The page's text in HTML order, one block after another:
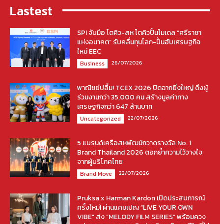
Lastest
SPI จับมือ โตคิว-สห โตคิวปั้นโมเดล “ศรีราชา
แห่งอนาคต” รับคลื่นทุนโลก-ปั้นฮับเศรษฐกิจ
ใหม่ EEC
Business 26/07/2026
พาณิชย์ปลื้ม! TCEX 2026 ปิดฉากยิ่งใหญ่ ดึงผู้
ร่วมงานกว่า 35,000 คน สร้างมูลค่าทาง
เศรษฐกิจกว่า 647 ล้านบาท
Uncategorized 22/07/2026
5 แบรนด์เครือสหพัฒน์กวาดรางวัล No. 1
Brand Thailand 2026 ตอกย้ำความไว้วางใจ
จากผู้บริโภคไทย
Brand Move 22/07/2026
Pruksa x Harman Kardon เปิดประสบการณ์
ครั้งใหม่! ผ่านแคมเปญ “LIVE YOUR OWN
VIBE” ส่ง “MELODY FILM SERIES” พร้อมควง